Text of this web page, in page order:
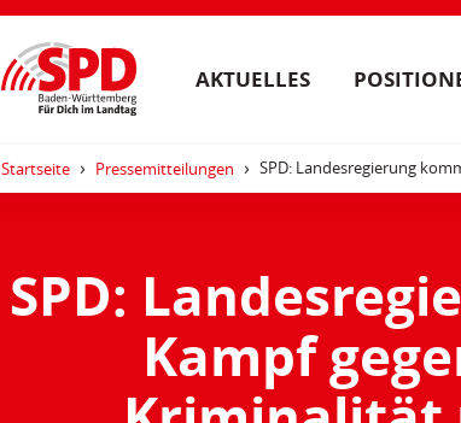
AKTUELLES
Startseite Pressemitteilungen SPD: Landesregierung
SPD:
Kampf